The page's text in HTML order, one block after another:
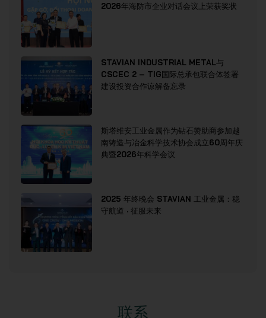
2026年海防市企业对话会议上荣获奖状
STAVIAN INDUSTRIAL METAL与
CSCEC 2 – TIG国际总承包联合体签署
建设投资合作谅解备忘录
斯塔维安工业金属作为钻石赞助商参加越
南铸造与冶金科学技术协会成立60周年庆
典暨2026年科学会议
2025 年终晚会 STAVIAN 工业金属：稳
守航道 · 征服未来
联系